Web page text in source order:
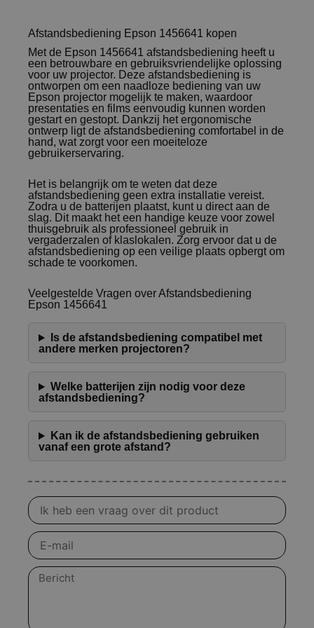
Afstandsbediening Epson 1456641 kopen
Met de Epson 1456641 afstandsbediening heeft u
een betrouwbare en gebruiksvriendelijke oplossing
voor uw projector. Deze afstandsbediening is
ontworpen om een naadloze bediening van uw
Epson projector mogelijk te maken, waardoor
presentaties en films eenvoudig kunnen worden
gestart en gestopt. Dankzij het ergonomische
ontwerp ligt de afstandsbediening comfortabel in de
hand, wat zorgt voor een moeiteloze
gebruikerservaring.
Het is belangrijk om te weten dat deze
afstandsbediening geen extra installatie vereist.
Zodra u de batterijen plaatst, kunt u direct aan de
slag. Dit maakt het een handige keuze voor zowel
thuisgebruik als professioneel gebruik in
vergaderzalen of klaslokalen. Zorg ervoor dat u de
afstandsbediening op een veilige plaats opbergt om
schade te voorkomen.
Veelgestelde Vragen over Afstandsbediening
Epson 1456641
Is de afstandsbediening compatibel met
andere merken projectoren?
Welke batterijen zijn nodig voor deze
afstandsbediening?
Kan ik de afstandsbediening gebruiken
vanaf een grote afstand?
Vraag
over
product
E-
mail
Bericht